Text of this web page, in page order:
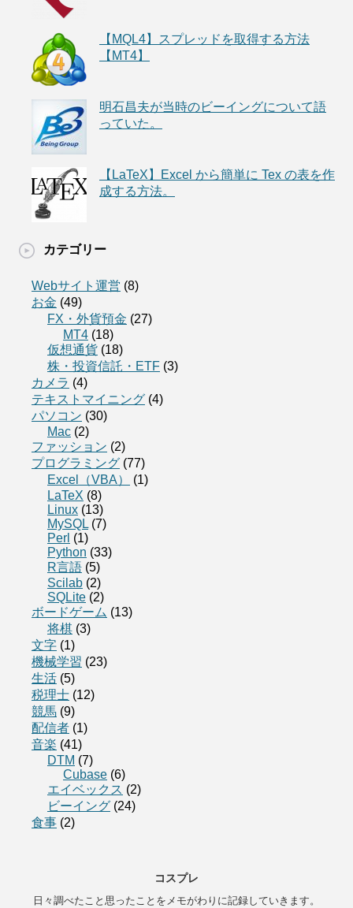
【MQL4】スプレッドを取得する方法
【MT4】
明石昌夫が当時のビーイングについて語
っていた。
【LaTeX】Excel から簡単に Tex の表を作
成する方法。
カテゴリー
Webサイト運営 (8)
お金 (49)
FX・外貨預金 (27)
MT4 (18)
仮想通貨 (18)
株・投資信託・ETF (3)
カメラ (4)
テキストマイニング (4)
パソコン (30)
Mac (2)
ファッション (2)
プログラミング (77)
Excel（VBA）
(1)
LaTeX (8)
Linux (13)
MySQL (7)
Perl (1)
Python (33)
R言語 (5)
Scilab (2)
SQLite (2)
ボードゲーム (13)
将棋 (3)
文字 (1)
機械学習 (23)
生活 (5)
税理士 (12)
競馬 (9)
配信者 (1)
音楽 (41)
DTM (7)
Cubase (6)
エイベックス (2)
ビーイング (24)
食事 (2)
コスプレ
日々調べたこと思ったことをメモがわりに記録していきます。